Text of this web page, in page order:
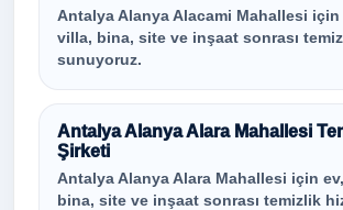
Antalya Alanya Alacami Mahallesi için
villa, bina, site ve inşaat sonrası
sunuyoruz.
Antalya Alanya Alara Mahallesi
Şirketi
Antalya Alanya Alara Mahallesi için
bina, site ve inşaat sonrası temizlik